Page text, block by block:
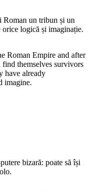
Roman un tribun și un
logică și imaginație.
Roman Empire and after
themselves survivors
have already
imagine.
bizară: poate să își